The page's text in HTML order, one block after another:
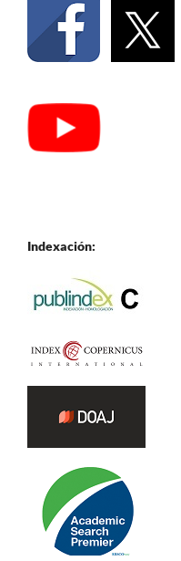
Indexación: